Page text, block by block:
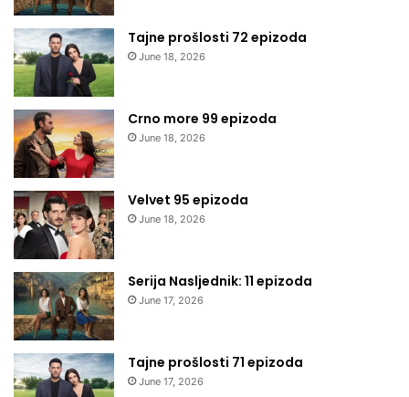
Tajne prošlosti 72 epizoda
June 18, 2026
Crno more 99 epizoda
June 18, 2026
Velvet 95 epizoda
June 18, 2026
Serija Nasljednik: 11 epizoda
June 17, 2026
Tajne prošlosti 71 epizoda
June 17, 2026